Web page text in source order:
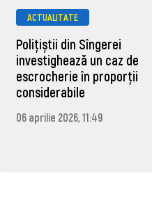
ACTUALITATE
Polițiștii din Sîngerei
investighează un caz de
escrocherie în proporții
considerabile
06 aprilie 2026, 11:49